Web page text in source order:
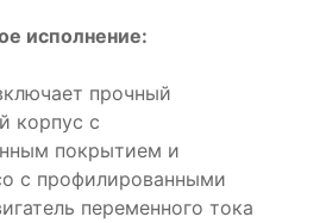
исполнение:
прочный
корпус с
покрытием и
с профилированными
переменного тока